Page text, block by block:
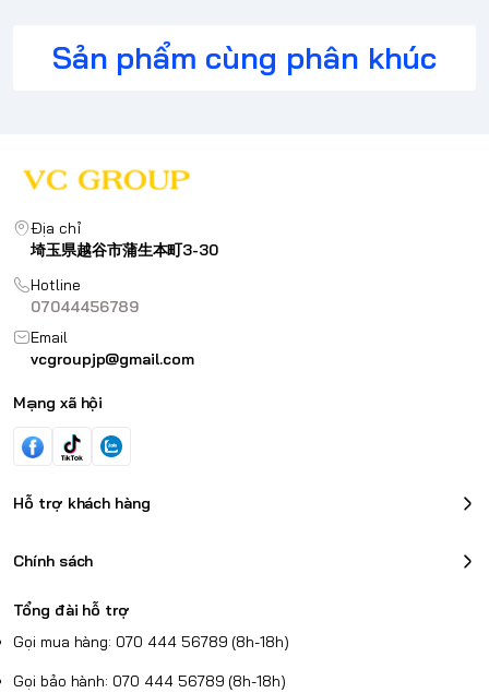
Sản phẩm cùng phân khúc
Địa chỉ
埼玉県越谷市蒲生本町3-30
Hotline
07044456789
Email
vcgroupjp@gmail.com
Mạng xã hội
Hỗ trợ khách hàng
Chính sách
Tổng đài hỗ trợ
Gọi mua hàng: 070 444 56789 (8h-18h)
Gọi bảo hành: 070 444 56789 (8h-18h)